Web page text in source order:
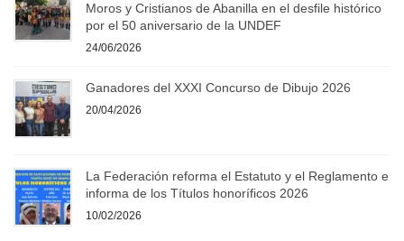
Moros y Cristianos de Abanilla en el desfile histórico
por el 50 aniversario de la UNDEF
24/06/2026
Ganadores del XXXI Concurso de Dibujo 2026
20/04/2026
La Federación reforma el Estatuto y el Reglamento e
informa de los Títulos honoríficos 2026
10/02/2026